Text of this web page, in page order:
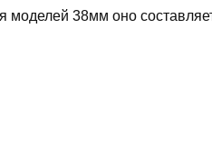
моделей 38мм оно